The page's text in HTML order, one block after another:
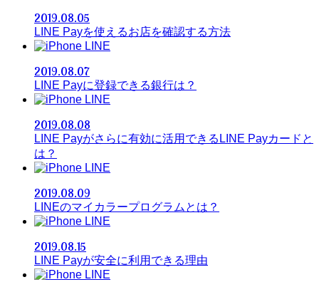
2019.08.05
LINE Payを使えるお店を確認する方法
LINE
2019.08.07
LINE Payに登録できる銀行は？
LINE
2019.08.08
LINE Payがさらに有効に活用できるLINE Payカードと
は？
LINE
2019.08.09
LINEのマイカラープログラムとは？
LINE
2019.08.15
LINE Payが安全に利用できる理由
LINE